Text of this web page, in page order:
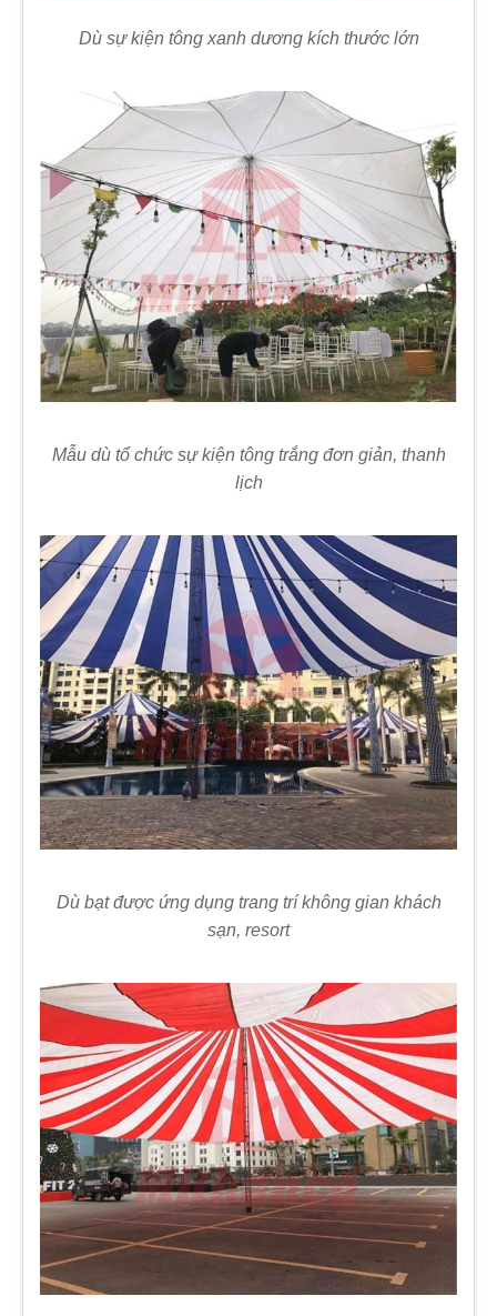
Dù sự kiện tông xanh dương kích thước lớn
Mẫu dù tổ chức sự kiện tông trắng đơn giản, thanh
lịch
Dù bạt được ứng dụng trang trí không gian khách
sạn, resort